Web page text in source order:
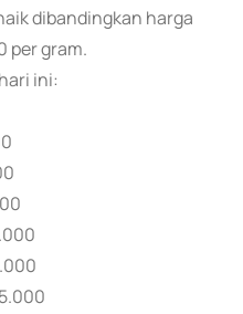
dibandingkan harga
per gram.
ini: